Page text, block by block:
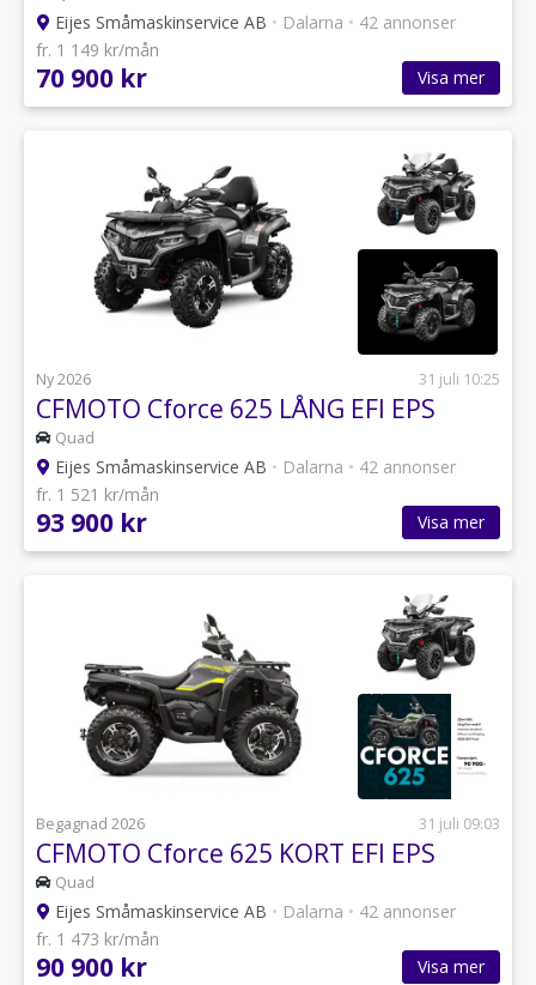
Eijes Småmaskinservice AB • Dalarna • 42 annonser
fr. 1 149 kr/mån
70 900 kr Visa mer
Ny 2026 31 juli 10:25
CFMOTO Cforce 625 LÅNG EFI EPS
Quad
Eijes Småmaskinservice AB • Dalarna • 42 annonser
fr. 1 521 kr/mån
93 900 kr Visa mer
Begagnad 2026 31 juli 09:03
CFMOTO Cforce 625 KORT EFI EPS
Quad
Eijes Småmaskinservice AB • Dalarna • 42 annonser
fr. 1 473 kr/mån
90 900 kr Visa mer